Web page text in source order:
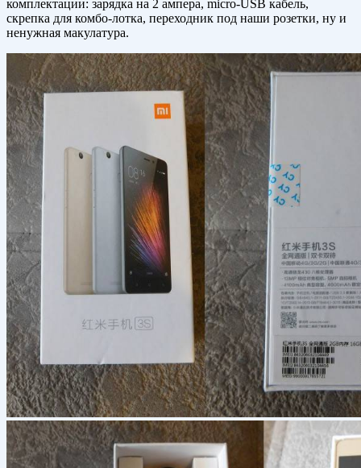
комплектации: зарядка на 2 ампера, micro-USB кабель,
скрепка для комбо-лотка, переходник под наши розетки, ну и
ненужная макулатура.